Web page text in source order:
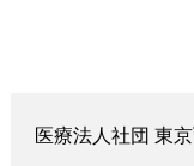
医療法人社団 東